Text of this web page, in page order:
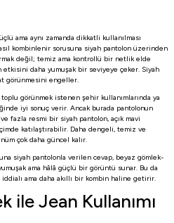
ama aynı zamanda dikkatli kullanılması
kombinlenir sorusuna siyah pantolon üzerinden
değil; temiz ama kontrollü bir netlik elde
etkisini daha yumuşak bir seviyeye çeker. Siyah
görünmesini engeller.
görünmek istenen şehir kullanımlarında ya
iyi sonuç verir. Ancak burada pantolonun
fazla resmi bir siyah pantolon, açık mavi
katılaştırabilir. Daha dengeli, temiz ve
çok daha güncel kalır.
siyah pantolonla verilen cevap, beyaz gömlek-
ama hâlâ güçlü bir görüntü sunar. Bu da
ama daha akıllı bir kombin haline getirir.
ile Jean Kullanımı